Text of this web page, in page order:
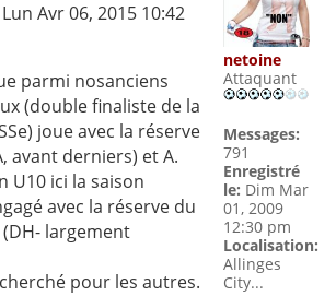
Avr 06, 2015 10:42
parmi nosanciens
(double finaliste de la
joue avec la réserve
avant derniers) et A.
U10 ici la saison
avec la réserve du
largement
pour les autres.
netoine
Attaquant
Messages:
791
Enregistré
le: Dim Mar
01, 2009
12:30 pm
Localisation:
Allinges
City...